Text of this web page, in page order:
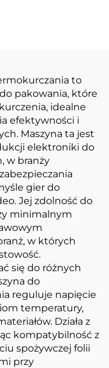
to
pakowania, które
idealne
efektywności i
Maszyna ta jest
elektroniki do
w branży
gier do
Jej zdolność do
minimalnym
w których
się do różnych
do
reguluje napięcie
temperatury,
Działa z
kompatybilność z
spożywczej folii
przy